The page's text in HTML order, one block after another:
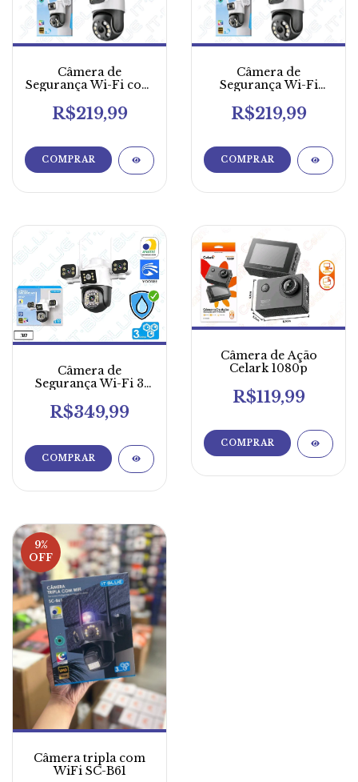
Câmera de
Segurança Wi-Fi com
R$219,99
Câmera de
Segurança Wi-Fi
R$219,99
Câmera de
Segurança Wi-Fi 3
R$349,99
Câmera de Ação
Celark 1080p
R$119,99
9%
OFF
Câmera tripla com
WiFi SC-B61